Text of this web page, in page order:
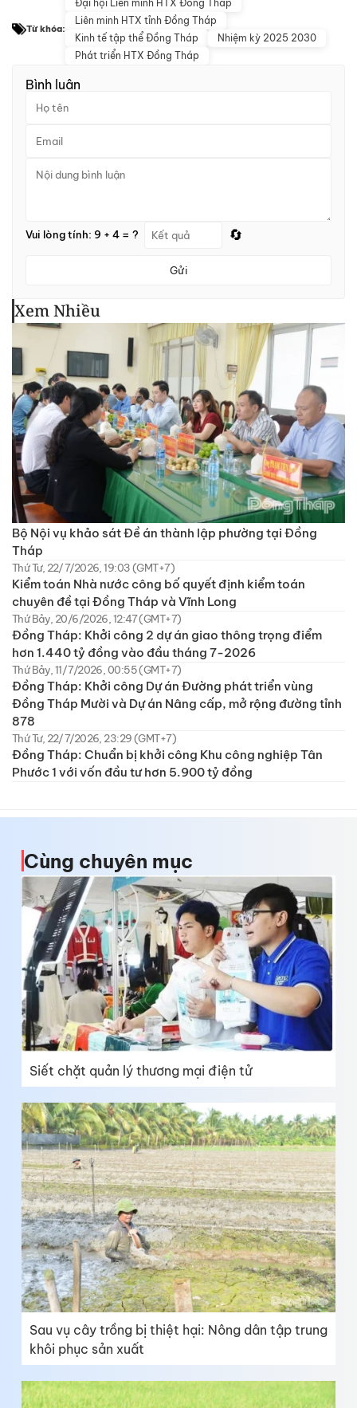
Từ khóa:
Đại hội Liên minh HTX Đồng Tháp
Liên minh HTX tỉnh Đồng Tháp
Kinh tế tập thể Đồng Tháp
Nhiệm kỳ 2025 2030
Phát triển HTX Đồng Tháp
Bình luận
Vui lòng tính: 9 + 4 = ? 🔄
Gửi
Xem Nhiều
Bộ Nội vụ khảo sát Đề án thành lập phường tại Đồng
Tháp
Thứ Tư, 22/7/2026, 19:03 (GMT+7)
Kiểm toán Nhà nước công bố quyết định kiểm toán
chuyên đề tại Đồng Tháp và Vĩnh Long
Thứ Bảy, 20/6/2026, 12:47 (GMT+7)
Đồng Tháp: Khởi công 2 dự án giao thông trọng điểm
hơn 1.440 tỷ đồng vào đầu tháng 7-2026
Thứ Bảy, 11/7/2026, 00:55 (GMT+7)
Đồng Tháp: Khởi công Dự án Đường phát triển vùng
Đồng Tháp Mười và Dự án Nâng cấp, mở rộng đường tỉnh
878
Thứ Tư, 22/7/2026, 23:29 (GMT+7)
Đồng Tháp: Chuẩn bị khởi công Khu công nghiệp Tân
Phước 1 với vốn đầu tư hơn 5.900 tỷ đồng
Cùng chuyên mục
Siết chặt quản lý thương mại điện tử
Sau vụ cây trồng bị thiệt hại: Nông dân tập trung
khôi phục sản xuất